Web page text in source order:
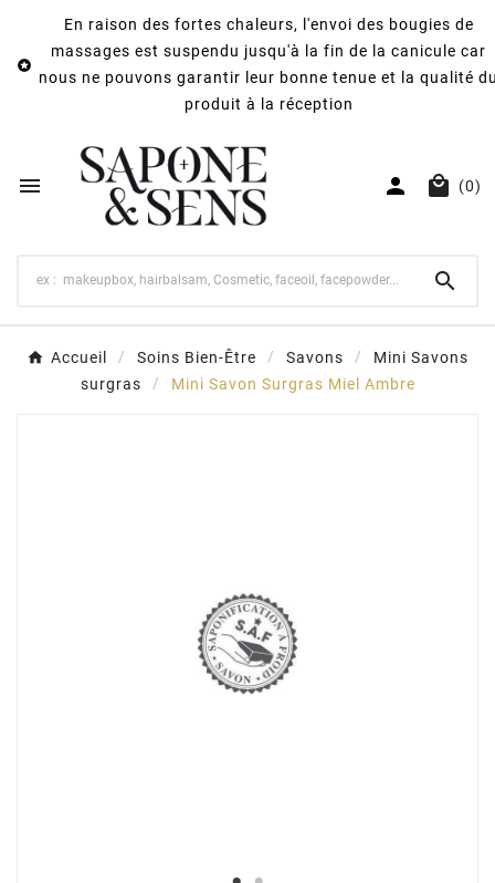

En raison des fortes chaleurs, l'envoi des bougies de
massages est suspendu jusqu'à la fin de la canicule car
nous ne pouvons garantir leur bonne tenue et la qualité
produit à la réception
   (0)

Accueil Soins Bien-Être Savons
Mini Savons
surgras
Mini Savon Surgras Miel Ambre